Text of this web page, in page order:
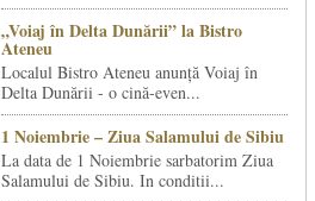
„Voiaj în Delta Dunării” la Bistro
Ateneu
Localul Bistro Ateneu anunță Voiaj în
Delta Dunării - o cină-even...
1 Noiembrie – Ziua Salamului de Sibiu
La data de 1 Noiembrie sarbatorim Ziua
Salamului de Sibiu. In conditii...